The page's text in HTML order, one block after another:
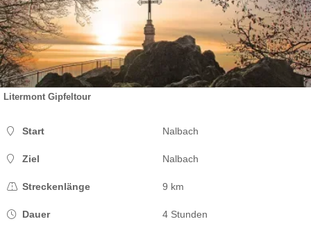
Litermont Gipfeltour
Start Nalbach
Ziel Nalbach
Streckenlänge 9 km
Dauer 4 Stunden